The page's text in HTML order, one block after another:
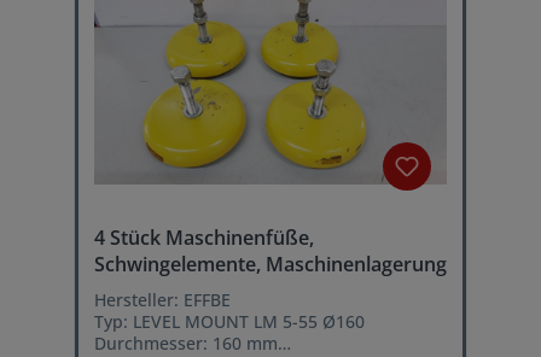
4 Stück Maschinenfüße,
Schwingelemente, Maschinenlagerung
Hersteller: EFFBE
Typ: LEVEL MOUNT LM 5-55 Ø160
Durchmesser: 160 mm